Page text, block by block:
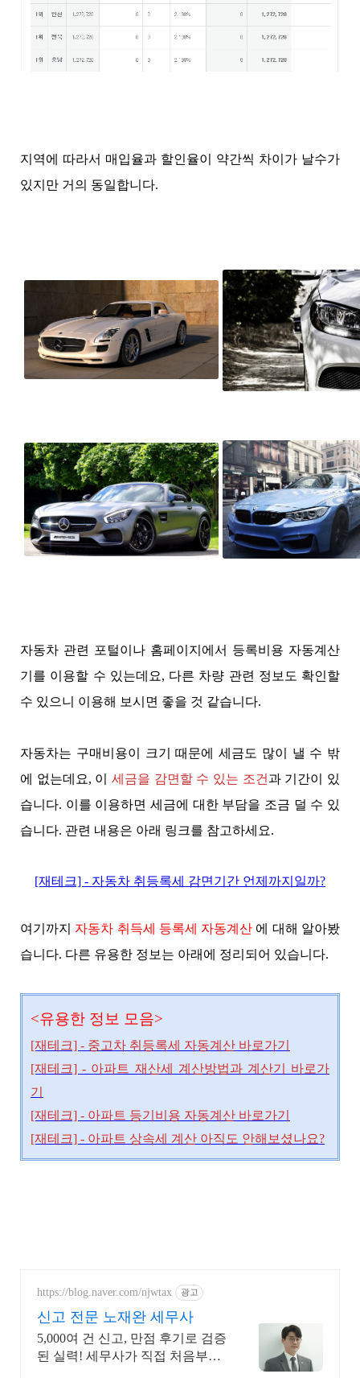
지역에 따라서 매입율과 할인율이 약간씩 차이가 날수가
있지만 거의 동일합니다.
자동차 관련 포털이나 홈페이지에서 등록비용 자동계산
기를 이용할 수 있는데요, 다른 차량 관련 정보도 확인할
수 있으니 이용해 보시면 좋을 것 같습니다.
자동차는 구매비용이 크기 때문에 세금도 많이 낼 수 밖
에 없는데요, 이 세금을 감면할 수 있는 조건과 기간이 있
습니다. 이를 이용하면 세금에 대한 부담을 조금 덜 수 있
습니다. 관련 내용은 아래 링크를 참고하세요.
[재테크] - 자동차 취등록세 감면기간 언제까지일까?
여기까지 자동차 취득세 등록세 자동계산 에 대해 알아봤
습니다. 다른 유용한 정보는 아래에 정리되어 있습니다.
<유용한 정보 모음>
[재테크] - 중고차 취등록세 자동계산 바로가기
[재테크] - 아파트 재산세 계산방법과 계산기 바로가
기
[재테크] - 아파트 등기비용 자동계산 바로가기
[재테크] - 아파트 상속세 계산 아직도 안해보셨나요?
https://blog.naver.com/njwtax 광고
신고 전문 노재완 세무사
5,000여 건 신고, 만점 후기로 검증
된 실력! 세무사가 직접 처음부터